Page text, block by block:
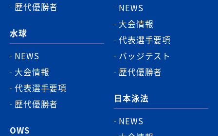
歴代優勝者
水球
NEWS
大会情報
代表選手要項
歴代優勝者
OWS
NEWS
大会情報
代表選手要項
バッジテスト
歴代優勝者
日本泳法
NEWS